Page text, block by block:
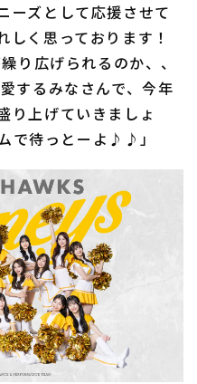
ーズとして応援させて
しく思っております！
り広げられるのか、、
するみなさんで、今年
り上げていきましょ
で待っとーよ♪♪」